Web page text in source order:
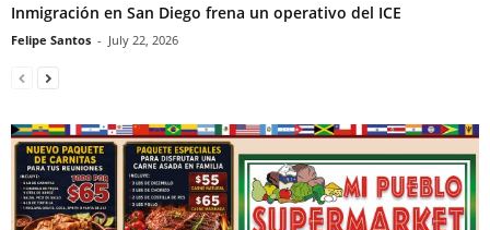
Inmigración en San Diego frena un operativo del ICE
Felipe Santos - July 22, 2026